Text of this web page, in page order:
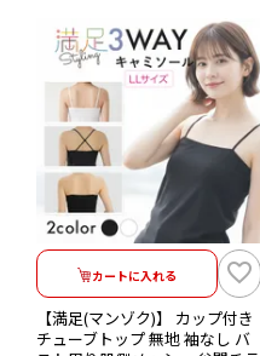
カートに入れる
【満足(マンゾク)】 カップ付き
チューブトップ 無地 袖なし バ